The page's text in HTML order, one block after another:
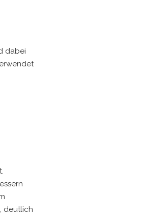
dabei
deutlich